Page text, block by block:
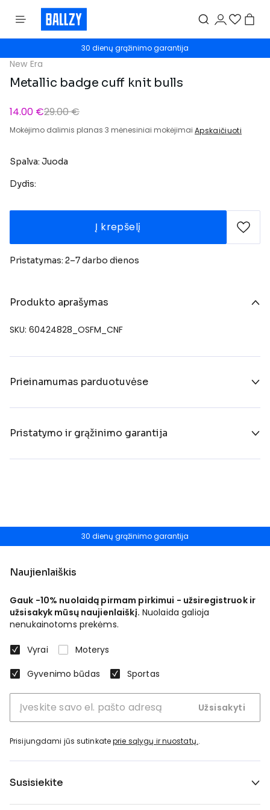
30 dienų grąžinimo garantija
New Era
Metallic badge cuff knit bulls
14.00 €29.00 €
Mokėjimo dalimis planas 3 mėnesiniai mokėjimai Apskaičiuoti
Spalva: Juoda
Dydis:
Į krepšelį
Pristatymas: 2–7 darbo dienos
Produkto aprašymas
SKU: 60424828_OSFM_CNF
Prieinamumas parduotuvėse
Pristatymo ir grąžinimo garantija
30 dienų grąžinimo garantija
Naujienlaiškis
Gauk -10% nuolaidą pirmam pirkimui - užsiregistruok ir
užsisakyk mūsų naujienlaiškį. Nuolaida galioja
nenukainotoms prekėms.
Vyrai
Moterys
Gyvenimo būdas
Sportas
Užsisakyti
Prisijungdami jūs sutinkateprie sąlygų ir nuostatų..
Susisiekite